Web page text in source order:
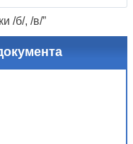
/б/, /в/”